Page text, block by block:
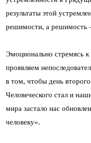
результаты этой
решимости, а решимость
Эмоционально стремясь
проявляем
в том, чтобы день
Человеческого стал и
мира застало нас
человеку».